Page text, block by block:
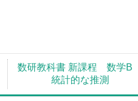
数研教科書 新課程 数学B
統計的な推測